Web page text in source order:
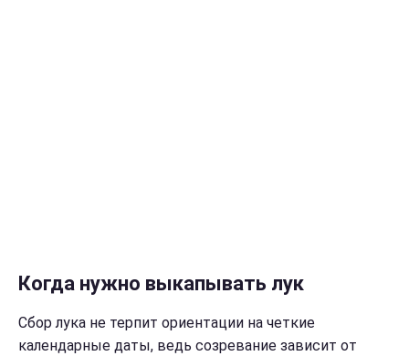
Когда нужно выкапывать лук
Сбор лука не терпит ориентации на четкие
календарные даты, ведь созревание зависит от